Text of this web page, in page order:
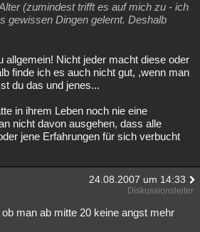
(zumindest trifft es auf mich zu - ich
gewissen Dingen gelernt. Deshalb
allgemein! Nicht jeder macht diese oder
finde ich es auch nicht gut, ,wenn man
du das und jenes...
in ihrem Leben noch nie eine
nicht davon ausgehen, dass alle
jene Erfahrungen für sich verbucht
24.08.2007 um 14:33
Diskussionsleiter
man ab mitte 20 keine angst mehr